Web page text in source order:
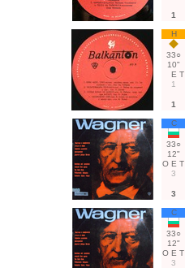
1
Н
33○
10"
Е Т
1
1
С
33○
12"
О Е Т
3
3
С
33○
12"
О Е Т
3